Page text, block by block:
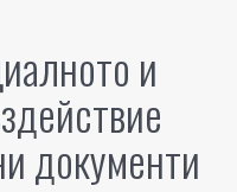
и
документи